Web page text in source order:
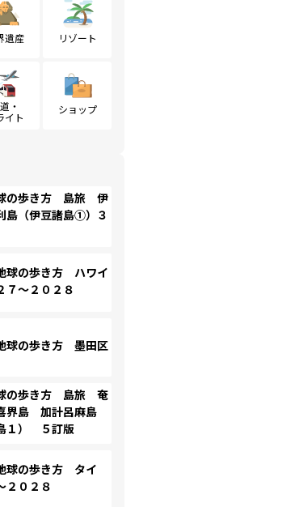
遺産 リゾート
・
イト
ショップ
の歩き方 島旅 伊
（伊豆諸島①）３
球の歩き方 ハワイ
～２０２８
球の歩き方 墨田区
の歩き方 島旅 奄
界島 加計呂麻島
１） ５訂版
球の歩き方 タイ
２０２８